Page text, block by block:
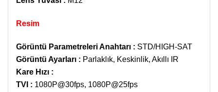
Resim
Görüntü Parametreleri Anahtarı : STD/HIGH-SAT
Görüntü Ayarları : Parlaklık, Keskinlik, Akıllı IR
Kare Hızı :
TVI : 1080P@30fps, 1080P@25fps